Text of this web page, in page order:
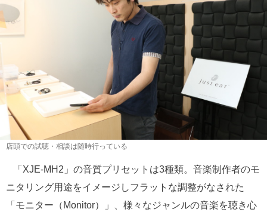
店頭での試聴・相談は随時行っている
「XJE-MH2」の音質プリセットは3種類。音楽制作者のモ
ニタリング用途をイメージしフラットな調整がなされた
「モニター（Monitor）」、様々なジャンルの音楽を聴き心